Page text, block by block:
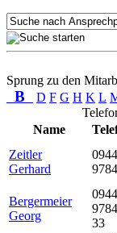
Sprung zu den
B D F G H K L
Name
Zeitler
Gerhard
Bergermeier
Georg
33